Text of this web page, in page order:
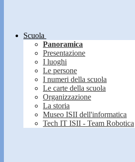
Scuola
Panoramica
Presentazione
I luoghi
Le persone
I numeri della scuola
Le carte della scuola
Organizzazione
La storia
Museo ISII dell'informatica
Tech IT ISII - Team Robotica